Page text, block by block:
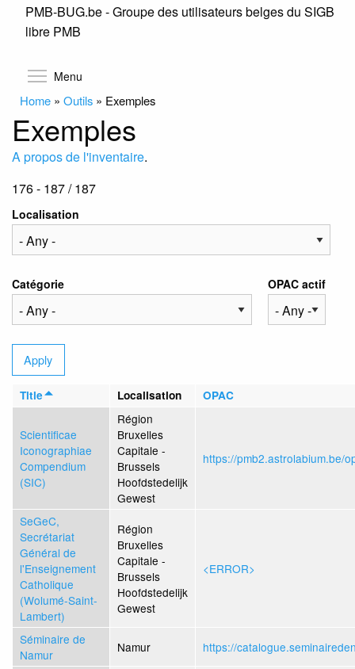
Skip
PMB-BUG.be - Groupe des utilisateurs belges du SIGB
libre PMB
Menu
Home » Outils » Exemples
Exemples
A propos de l'inventaire.
176 - 187 / 187
Localisation
Catégorie OPAC actif
Title Localisation OPAC
Scientificae
Iconographiae
Compendium
(SIC)
Région
Bruxelles
Capitale -
Brussels
Hoofdstedelijk
Gewest
https://pmb2.astrolabium.be/
SeGeC,
Secrétariat
Général de
l'Enseignement
Catholique
(Wolumé-Saint-
Lambert)
Région
Bruxelles
Capitale -
Brussels
Hoofdstedelijk
Gewest
<ERROR>
Séminaire de
Namur
Namur
https://